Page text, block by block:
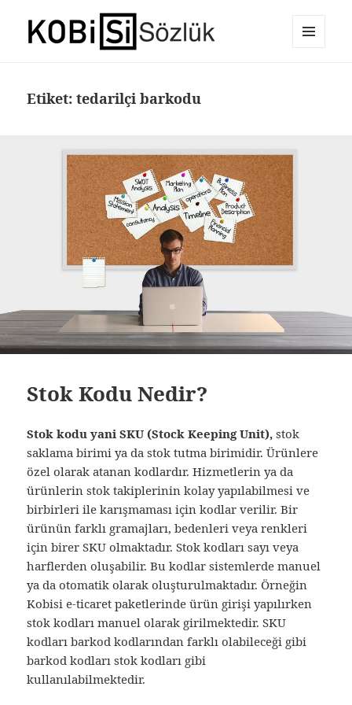
Etiket:tedarilçi barkodu
Stok Kodu Nedir?
Stok kodu yani SKU (Stock Keeping Unit), stok
saklama birimi ya da stok tutma birimidir. Ürünlere
özel olarak atanan kodlardır. Hizmetlerin ya da
ürünlerin stok takiplerinin kolay yapılabilmesi ve
birbirleri ile karışmaması için kodlar verilir. Bir
ürünün farklı gramajları, bedenleri veya renkleri
için birer SKU olmaktadır. Stok kodları sayı veya
harflerden oluşabilir. Bu kodlar sistemlerde manuel
ya da otomatik olarak oluşturulmaktadır. Örneğin
Kobisi e-ticaret paketlerinde ürün girişi yapılırken
stok kodları manuel olarak girilmektedir. SKU
kodları barkod kodlarından farklı olabileceği gibi
barkod kodları stok kodları gibi
kullanılabilmektedir.